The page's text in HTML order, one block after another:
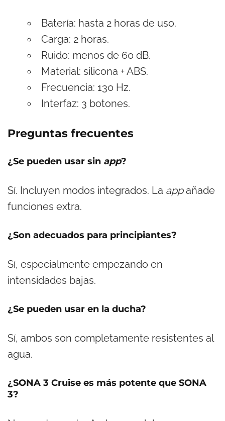
Batería: hasta 2 horas de uso.
Carga: 2 horas.
Ruido: menos de 60 dB.
Material: silicona + ABS.
Frecuencia: 130 Hz.
Interfaz: 3 botones.
Preguntas frecuentes
¿Se pueden usar sin app?
Sí. Incluyen modos integrados. La appañade
funciones extra.
¿Son adecuados para principiantes?
Sí, especialmente empezando en
intensidades bajas.
¿Se pueden usar en la ducha?
Sí, ambos son completamente resistentes al
agua.
¿SONA 3 Cruise es más potente que SONA
3?